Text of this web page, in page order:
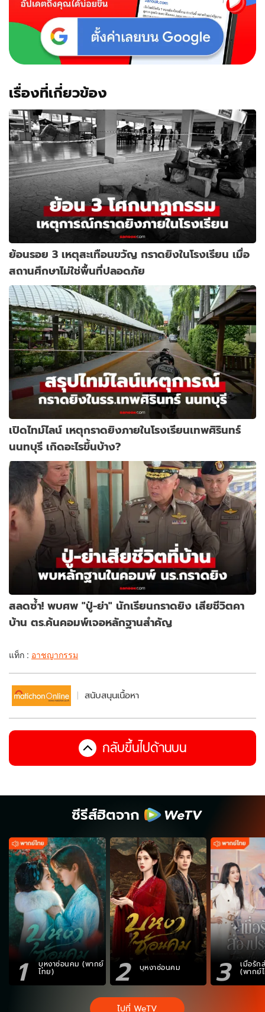
เรื่องที่เกี่ยวข้อง
ย้อนรอย 3 เหตุสะเทือนขวัญ กราดยิงในโรงเรียน เมื่อ
สถานศึกษาไม่ใช่พื้นที่ปลอดภัย
เปิดไทม์ไลน์ เหตุกราดยิงภายในโรงเรียนเทพศิรินทร์
นนทบุรี เกิดอะไรขึ้นบ้าง?
สลดซ้ำ! พบศพ "ปู่-ย่า" นักเรียนกราดยิง เสียชีวิตคา
บ้าน ตร.ค้นคอมพ์เจอหลักฐานสำคัญ
แท็ก : อาชญากรรม
สนับสนุนเนื้อหา
กลับขึ้นไปด้านบน
ซีรีส์ฮิตจาก
1 บุหงาซ่อนคม (พากย์
ไทย) 2 บุหงาซ่อนคม 3 เมื่อรัก
(พากย์
ไปที่ WeTV